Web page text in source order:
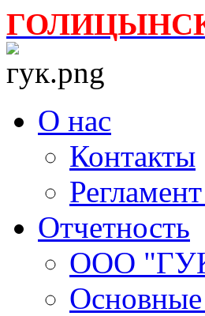
О нас
Контакты
Отчетность
ООО
Основные